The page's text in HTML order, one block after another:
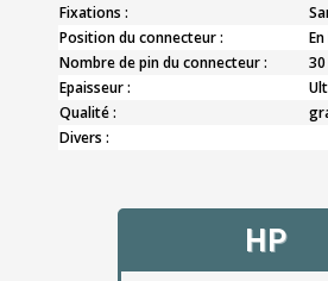
Fixations :
Position du connecteur :
Nombre de pin du connecteur :
Epaisseur :
Qualité :
Divers :
HP